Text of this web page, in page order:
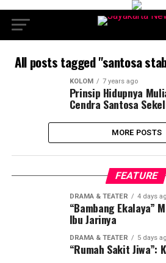
All posts tagged "santosa
KOLOM 7 years ago
Prinsip Hidupnya
Cendra Santosa
MORE POSTS
FEATURE
DRAMA & TEATER 4 days
“Bambang Ekalaya”
Ibu Jarinya
DRAMA & TEATER 5 days
“Rumah Sakit